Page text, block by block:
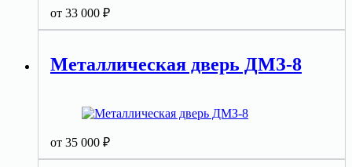
от 33 000 ₽
Металлическая дверь ДМЗ-8
от 35 000 ₽